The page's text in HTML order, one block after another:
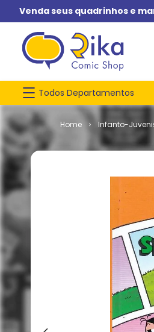
Venda seus quadrinhos e
Todos Departamentos
Infanto-